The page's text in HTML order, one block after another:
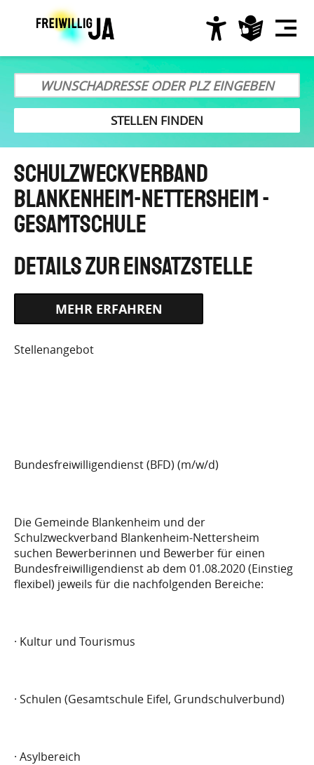
Hauptnavigation
Schulzweckverband
Blankenheim-Nettersheim -
Gesamtschule
Stellenangebot
Bundesfreiwilligendienst (BFD) (m/w/d)
Die Gemeinde Blankenheim und der
Schulzweckverband Blankenheim-Nettersheim
suchen Bewerberinnen und Bewerber für einen
Bundesfreiwilligendienst ab dem 01.08.2020 (Einstieg
flexibel) jeweils für die nachfolgenden Bereiche:
· Kultur und Tourismus
· Schulen (Gesamtschule Eifel, Grundschulverbund)
· Asylbereich